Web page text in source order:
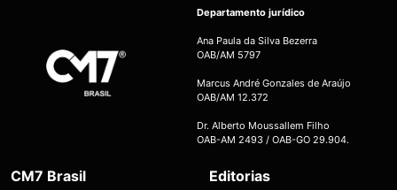
Departamento jurídico
Ana Paula da Silva Bezerra
OAB/AM 5797
Marcus André Gonzales de Araújo
OAB/AM 12.372
Dr. Alberto Moussallem Filho
OAB-AM 2493 / OAB-GO 29.904.
CM7 Brasil Editorias